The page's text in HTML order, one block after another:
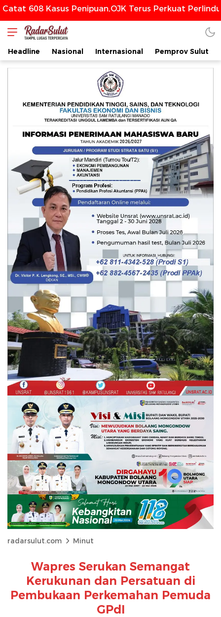
Kasus Penipuan,OJK Terus Perkuat Perlindungan
Headline Nasional Internasional Pemprov Sulut
radarsulut.com Minut
Wapres Serukan Semangat
Kerukunan dan Persatuan di
Pembukaan Perkemahan Pemuda
GPdI